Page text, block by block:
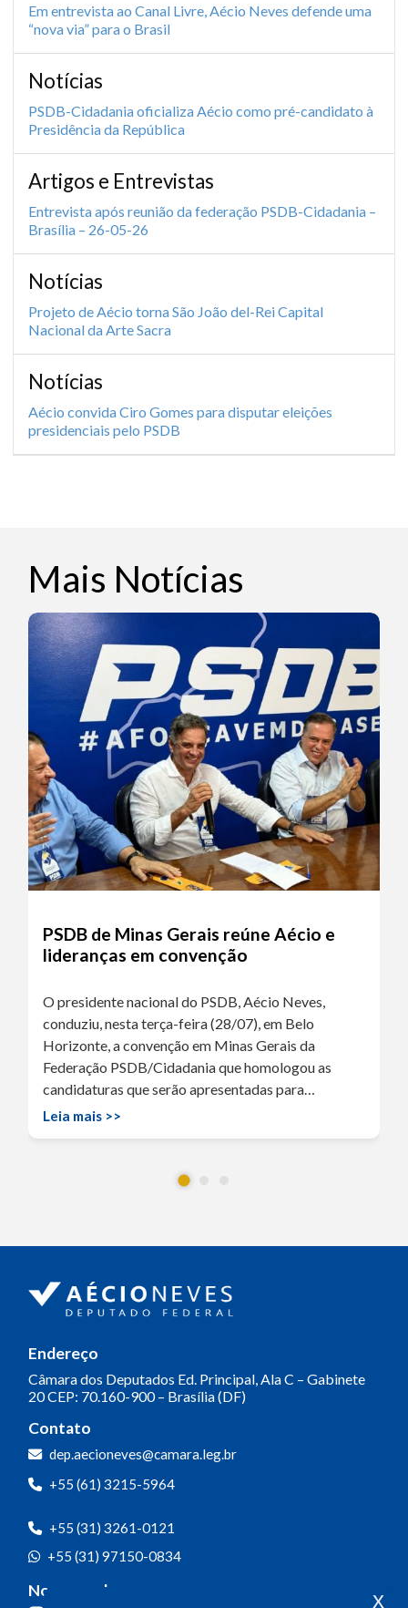
Em entrevista ao Canal Livre, Aécio Neves defende uma
“nova via” para o Brasil
Notícias
PSDB-Cidadania oficializa Aécio como pré-candidato à
Presidência da República
Artigos e Entrevistas
Entrevista após reunião da federação PSDB-Cidadania –
Brasília – 26-05-26
Notícias
Projeto de Aécio torna São João del-Rei Capital
Nacional da Arte Sacra
Notícias
Aécio convida Ciro Gomes para disputar eleições
presidenciais pelo PSDB
Mais Notícias
PSDB de Minas Gerais reúne Aécio e
lideranças em convenção
O presidente nacional do PSDB, Aécio Neves,
conduziu, nesta terça-feira (28/07), em Belo
Horizonte, a convenção em Minas Gerais da
Federação PSDB/Cidadania que homologou as
candidaturas que serão apresentadas para…
Leia mais >>
Endereço
Câmara dos Deputados Ed. Principal, Ala C – Gabinete
20CEP: 70.160-900 – Brasília (DF)
Contato
dep.aecioneves@camara.leg.br
+55 (61) 3215-5964
+55 (31) 3261-0121
+55 (31) 97150-0834
Nossas redes x